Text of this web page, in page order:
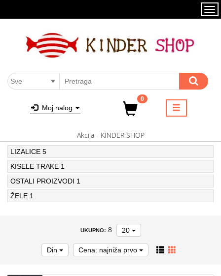
Moj nalog
0
NOVO
SVI PROIZVODI
ŽVAKE
LIZALICE
BOMBONE 1KG
GUMENE BOMBONE
GUMENE BOMBONE 1KG
KISELE TRAKE
Akcija
Akcija - KINDER SHOP
LIZALICE 5
KISELE TRAKE 1
OSTALI PROIZVODI 1
ŽELE 1
UKUPNO: 8 20
Din Cena: najniža prvo